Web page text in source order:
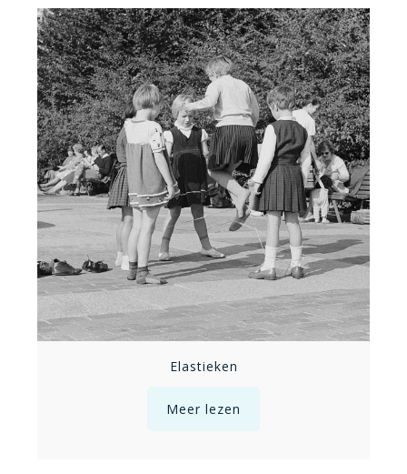
Elastieken
Meer lezen